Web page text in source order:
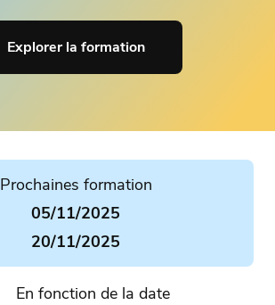
Explorer la formation
Prochaines formation
05/11/2025
20/11/2025
En fonction de la date